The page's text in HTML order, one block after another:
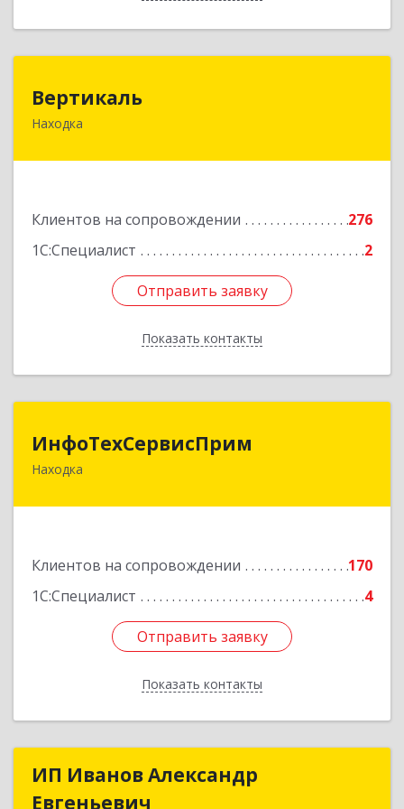
Вертикаль
Находка
Клиентов на сопровождении
276
1С:Специалист
2
Отправить заявку
Показать контакты
Отправить заявку
Назад
ИнфоТехСервисПрим
Находка
Клиентов на сопровождении
170
1С:Специалист
4
Отправить заявку
Показать контакты
Отправить заявку
Назад
ИП Иванов Александр
Евгеньевич
ИП Иванов Александр